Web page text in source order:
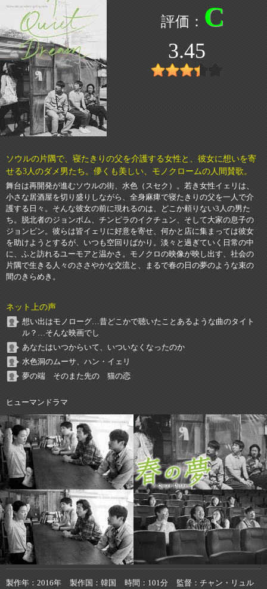
C
3.45
ソウルの片隅で、寝たきりの父を介護する女性と、彼女に想いを寄
せる3人のダメ男たち。儚くも美しい、モノクロームの人間賛歌。
舞台は再開発が進むソウルの街、水色（スセク）。若き女性イェリは、
小さな居酒屋を切り盛りしながら、全身麻痺で寝たきりの父を一人で介
護する日々。そんな彼女の前に現れるのは、どこか頼りない3人の男た
ち。脱北者のジョンボム、チンピラのイクチュン、そして大家の息子の
ジョンビン。彼らは皆イェリに好意を寄せ、何かと店に集まっては彼女
を助けようとするが、いつも空回りばかり。淡々と過ぎていく日常の中
に、ふと訪れるユーモアと温かさ。モノクロの映像が映し出す、社会の
片隅で生きる人々のささやかな交流と、まるで春の日の夢のような束の
間のきらめき。
ネット上の声
想い出はモノローグ…昔どこかで聴いたことあるような曲のタイト
ル？…そんな映画でし
あなたはいつからいて、いついなくなったのか
水色洞のムーサ、ハン・イェリ
夢の端 そのまた先の 猫の恋
ヒューマンドラマ
製作年 2016年 製作国 韓国 時間 101分 監督
チャン・リュル